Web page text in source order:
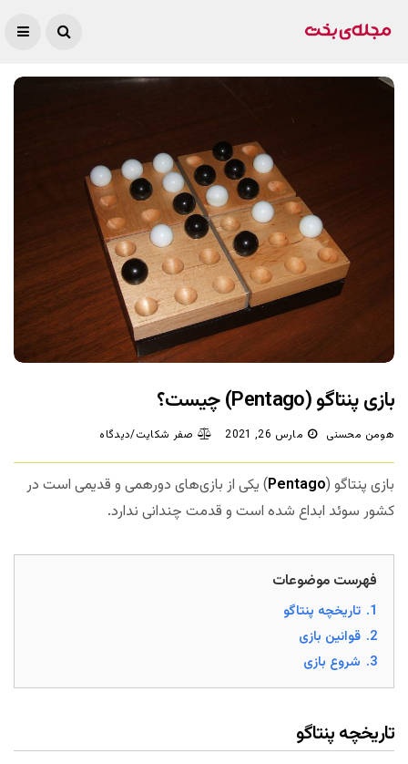
بازی پنتاگو (Pentago) چیست؟
هومن محسنی مارس 26, 2021 صفر شکایت/دیدگاه
بازی پنتاگو (Pentago) یکی از بازی‌های دورهمی و قدیمی است در
کشور سوئد ابداع شده است و قدمت چندانی ندارد.
فهرست موضوعات
1. تاریخچه پنتاگو
2. قوانین بازی
3. شروع بازی
تاریخچه پنتاگو